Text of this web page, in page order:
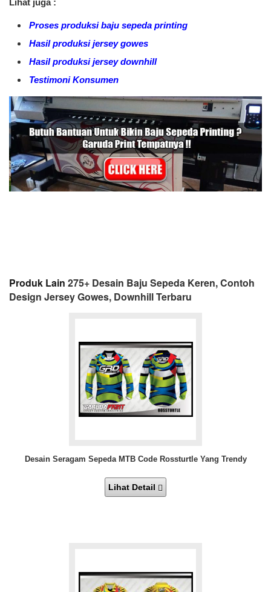
Lihat juga :
Proses produksi baju sepeda printing
Hasil produksi jersey gowes
Hasil produksi jersey downhill
Testimoni Konsumen
Produk Lain 275+ Desain Baju Sepeda Keren, Contoh
Design Jersey Gowes, Downhill Terbaru
Desain Seragam Sepeda MTB Code Rossturtle Yang Trendy
Lihat Detail